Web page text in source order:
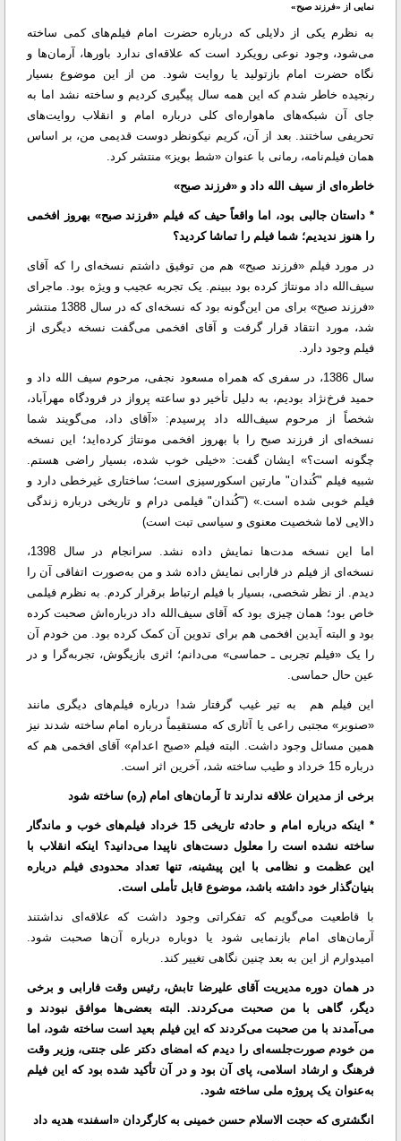
نمایی از «فرزند صبح»
به نظرم یکی از دلایلی که درباره حضرت امام فیلم‌های کمی ساخته
می‌شود، وجود نوعی رویکرد است که علاقه‌ای ندارد باورها، آرمان‌ها و
نگاه حضرت امام بازتولید یا روایت شود. من از این موضوع بسیار
رنجیده خاطر شدم که این همه سال پیگیری کردیم و ساخته نشد اما به
جای آن شبکه‌های ماهواره‌ای کلی درباره امام و انقلاب روایت‌های
تحریفی ساختند. بعد از آن، کریم نیکونظر دوست قدیمی من، بر اساس
همان فیلم‌نامه، رمانی با عنوان «شط بویز» منتشر کرد.
خاطره‌ای از سیف الله داد و «فرزند صبح»
* داستان جالبی بود، اما واقعاً حیف که فیلم «فرزند صبح» بهروز افخمی
را هنوز ندیدیم؛ شما فیلم را تماشا کردید؟
در مورد فیلم «فرزند صبح» هم من توفیق داشتم نسخه‌ای را که آقای
سیف‌الله داد مونتاژ کرده بود ببینم. یک تجربه عجیب و ویژه بود. ماجرای
«فرزند صبح» برای من این‌گونه بود که نسخه‌ای که در سال 1388 منتشر
شد، مورد انتقاد قرار گرفت و آقای افخمی می‌گفت نسخه دیگری از
فیلم وجود دارد.
سال 1386، در سفری که همراه مسعود نجفی، مرحوم سیف الله داد و
حمید فرخ‌نژاد بودیم، به دلیل تأخیر دو ساعته پرواز در فرودگاه مهرآباد،
شخصاً از مرحوم سیف‌الله داد پرسیدم: «آقای داد، می‌گویند شما
نسخه‌ای از فرزند صبح را با بهروز افخمی مونتاژ کرده‌اید؛ این نسخه
چگونه است؟» ایشان گفت: «خیلی خوب شده، بسیار راضی هستم.
شبیه فیلم "کُندان" مارتین اسکورسیزی است؛ ساختاری غیرخطی دارد و
فیلم خوبی شده است.» ("کُندان" فیلمی درام و تاریخی درباره زندگی
دالایی لاما شخصیت معنوی و سیاسی تبت است)
اما این نسخه مدت‌ها نمایش داده نشد. سرانجام در سال 1398،
نسخه‌ای از فیلم در فارابی نمایش داده شد و من به‌صورت اتفاقی آن را
دیدم. از نظر شخصی، بسیار با فیلم ارتباط برقرار کردم. به نظرم فیلمی
خاص بود؛ همان چیزی بود که آقای سیف‌الله داد درباره‌اش صحبت کرده
بود و البته آیدین افخمی هم برای تدوین آن کمک کرده بود. من خودم آن
را یک «فیلم تجربی ـ حماسی» می‌دانم؛ اثری بازیگوش، تجربه‌گرا و در
عین حال حماسی.
این فیلم هم به تیر غیب گرفتار شد! درباره فیلم‌های دیگری مانند
«صنوبر» مجتبی راعی یا آثاری که مستقیماً درباره امام ساخته شدند نیز
همین مسائل وجود داشت. البته فیلم «صبح اعدام» آقای افخمی هم که
درباره 15 خرداد و طیب ساخته شد، آخرین اثر است.
برخی از مدیران علاقه‌ ندارند تا آرمان‌های امام (ره) ساخته شود
* اینکه درباره امام و حادثه تاریخی 15 خرداد فیلم‌های خوب و ماندگار
ساخته نشده است را معلول دست‌های ناپیدا می‌دانید؟ اینکه انقلاب با
این عظمت و نظامی با این پیشینه، تنها تعداد محدودی فیلم درباره
بنیان‌گذار خود داشته باشد، موضوع قابل تأملی است.
با قاطعیت می‌گویم که تفکراتی وجود داشت که علاقه‌ای نداشتند
آرمان‌های امام بازنمایی شود یا دوباره درباره آن‌ها صحبت شود.
امیدوارم از این به بعد چنین نگاهی تغییر کند.
در همان دوره مدیریت آقای علیرضا تابش، رئیس وقت فارابی و برخی
دیگر، گاهی با من صحبت می‌کردند. البته بعضی‌ها موافق نبودند و
می‌آمدند با من صحبت می‌کردند که این فیلم بعید است ساخته شود، اما
من خودم صورت‌جلسه‌ای را دیدم که امضای دکتر علی جنتی، وزیر وقت
فرهنگ و ارشاد اسلامی، پای آن بود و در آن تأکید شده بود که این فیلم
به‌عنوان یک پروژه ملی ساخته شود.
انگشتری که حجت الاسلام حسن خمینی به کارگردان «اسفند» هدیه داد